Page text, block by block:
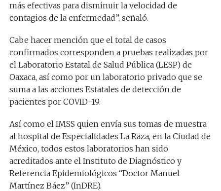
más efectivas para disminuir la velocidad de
contagios de la enfermedad”, señaló.
Cabe hacer mención que el total de casos
confirmados corresponden a pruebas realizadas por
el Laboratorio Estatal de Salud Pública (LESP) de
Oaxaca, así como por un laboratorio privado que se
suma a las acciones Estatales de detección de
pacientes por COVID-19.
Así como el IMSS quien envía sus tomas de muestra
al hospital de Especialidades La Raza, en la Ciudad de
México, todos estos laboratorios han sido
acreditados ante el Instituto de Diagnóstico y
Referencia Epidemiológicos “Doctor Manuel
Martínez Báez” (InDRE).